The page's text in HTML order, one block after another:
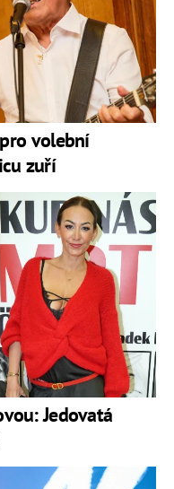
volební
zuří
Jedovatá